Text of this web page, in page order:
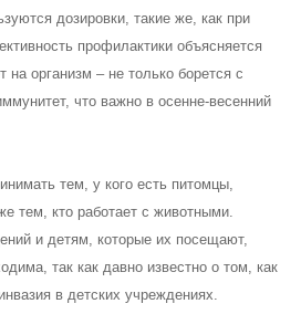
дозировки, такие же, как при
профилактики объясняется
на организм – не только борется с
что важно в осенне-весенний
тем, у кого есть питомцы,
тем, кто работает с животными.
и детям, которые их посещают,
так как давно известно о том, как
в детских учреждениях.